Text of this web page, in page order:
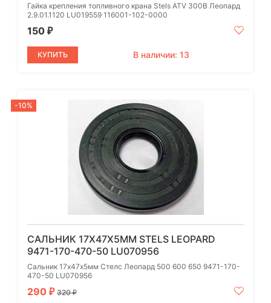
Гайка крепления топливного крана Stels ATV 300B Леопард
2.9.01.1120 LU019559 116001-102-0000
150 ₽
КУПИТЬ В наличии: 13
-10%
САЛЬНИК 17Х47Х5ММ STELS LEOPARD
9471-170-470-50 LU070956
Сальник 17х47х5мм Стелс Леопард 500 600 650 9471-170-
470-50 LU070956
290 ₽ 320₽